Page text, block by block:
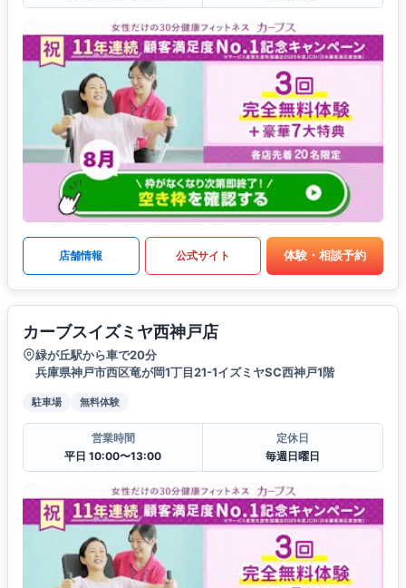
店舗情報 公式サイト 体験・相談予約
カーブスイズミヤ西神戸店
緑が丘駅から車で20分
兵庫県神戸市西区竜が岡1丁目21-1イズミヤSC西神戸1階
駐車場 無料体験
営業時間
平日 10:00〜13:00
定休日
毎週日曜日